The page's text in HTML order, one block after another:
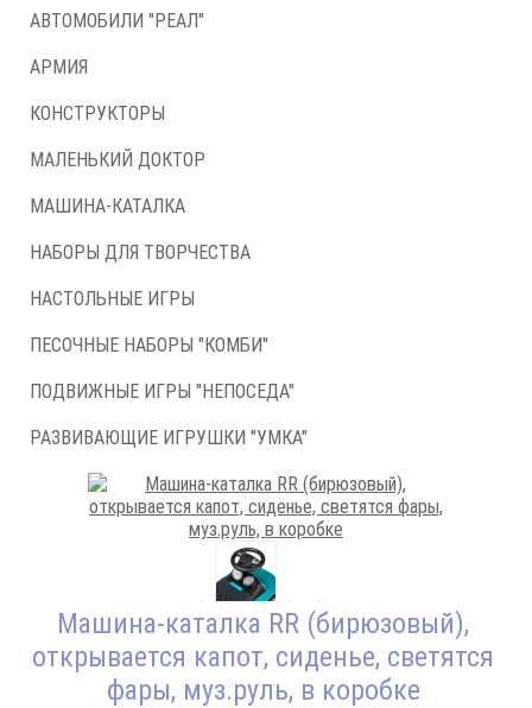
АВТОМОБИЛИ "РЕАЛ"
АРМИЯ
КОНСТРУКТОРЫ
МАЛЕНЬКИЙ ДОКТОР
МАШИНА-КАТАЛКА
НАБОРЫ ДЛЯ ТВОРЧЕСТВА
НАСТОЛЬНЫЕ ИГРЫ
ПЕСОЧНЫЕ НАБОРЫ "КОМБИ"
ПОДВИЖНЫЕ ИГРЫ "НЕПОСЕДА"
РАЗВИВАЮЩИЕ ИГРУШКИ "УМКА"
Машина-каталка RR (бирюзовый),
открывается капот, сиденье, светятся
фары, муз.руль, в коробке